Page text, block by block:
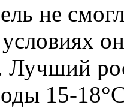
не
15-